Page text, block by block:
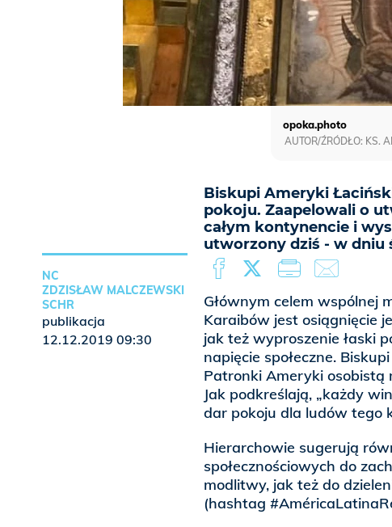
Biskupi Ameryki
pokoju. Zaapelowali o
całym kontynencie i
utworzony dziś - w dniu
opoka.photo
AUTOR/ŹRÓDŁO: KS.
Głównym celem wspólnej
Karaibów jest osiągnięcie
jak też wyproszenie łaski
napięcie społeczne.
Patronki Ameryki osobistą
Jak podkreślają, „każdy
dar pokoju dla ludów tego
Hierarchowie sugerują
społecznościowych do
modlitwy, jak też do
(hashtag
NC
ZDZISŁAW MALCZEWSKI
SCHR
publikacja
12.12.2019 09:30